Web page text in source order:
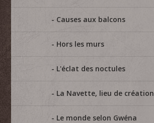
Causes aux balcons
Hors les murs
L'éclat des noctules
La Navette, lieu de création
Le monde selon Gwéna